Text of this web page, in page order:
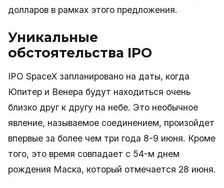
долларов в рамках этого предложения.
Уникальные
обстоятельства IPO
IPO SpaceX запланировано на даты, когда
Юпитер и Венера будут находиться очень
близко друг к другу на небе. Это необычное
явление, называемое соединением, произойдет
впервые за более чем три года 8-9 июня. Кроме
того, это время совпадает с 54-м днем
рождения Маска, который отмечается 28 июня.